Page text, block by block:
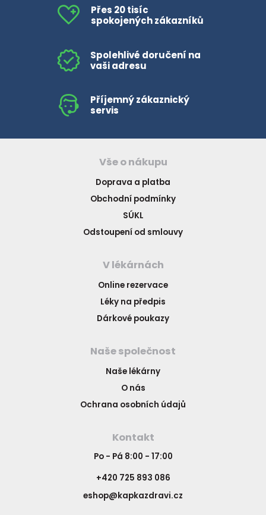
Přes 20 tisíc
spokojených zákazníků
Spolehlivé doručení na
vaši adresu
Příjemný zákaznický
servis
Vše o nákupu
Doprava a platba
Obchodní podmínky
SÚKL
Odstoupení od smlouvy
V lékárnách
Online rezervace
Léky na předpis
Dárkové poukazy
Naše společnost
Naše lékárny
O nás
Ochrana osobních údajů
Kontakt
Po - Pá 8:00 - 17:00
+420 725 893 086
eshop@kapkazdravi.cz